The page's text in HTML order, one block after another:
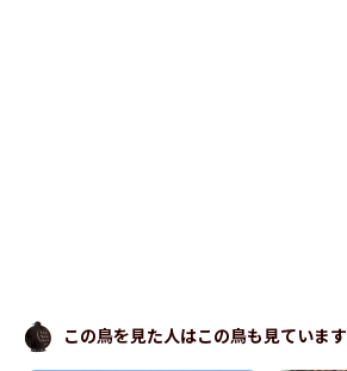
この鳥を見た人はこの鳥も見ています